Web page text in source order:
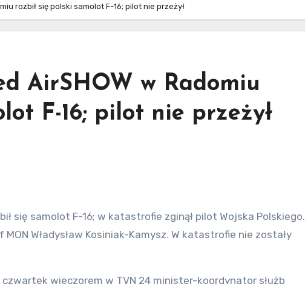
rozbił się polski samolot F-16; pilot nie przeżył
AirSHOW w Radomiu
F-16; pilot nie przeżył
się samolot F-16; w katastrofie zginął pilot Wojska Polskiego.
Władysław Kosiniak-Kamysz. W katastrofie nie zostały
wieczorem w TVN 24 minister-koordynator służb